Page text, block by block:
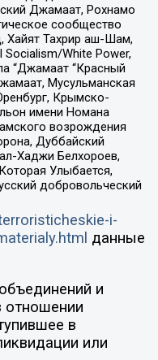
Джамаат, Рохнамо
сообщество
Хайят Тахрир аш-Шам,
White Power,
“Джамаат “Красный
Мусульманская
Крымско-
имени Номана
возрождения
Дуббайский
Хаджи Белхороев,
Улыбается,
добровольческий
i-
данные
и
отношении
в
или